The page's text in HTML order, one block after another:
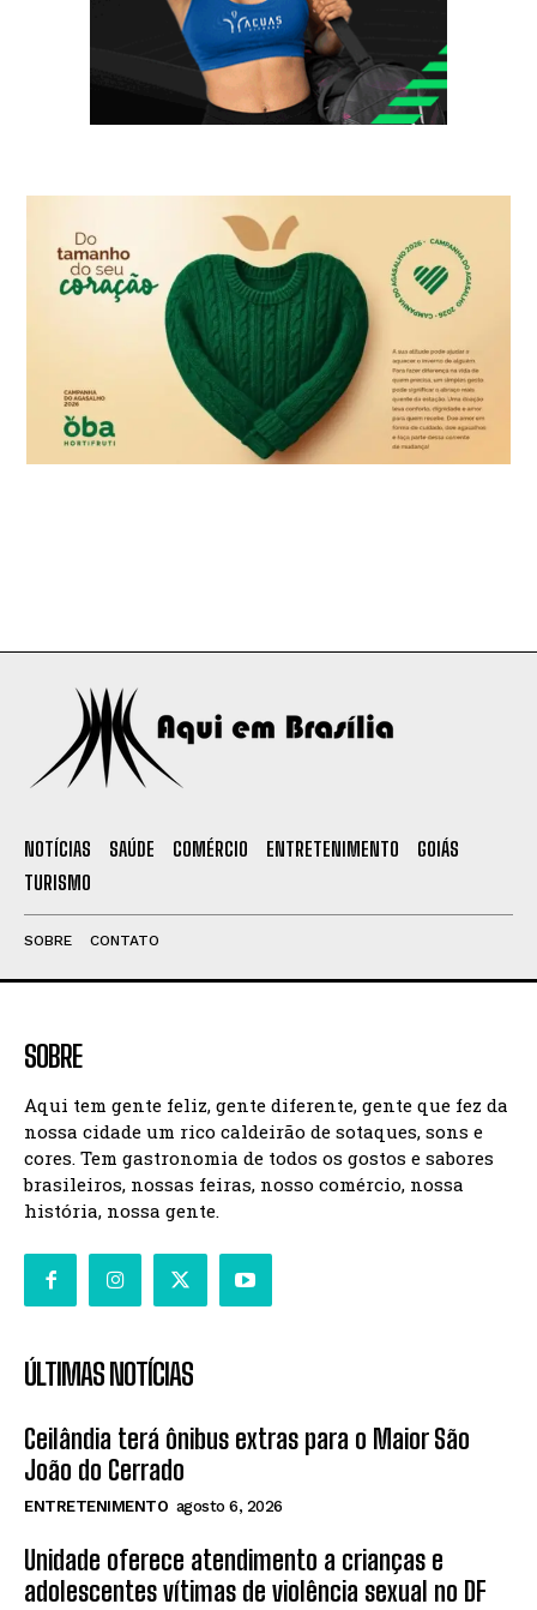
NOTÍCIAS SAÚDE COMÉRCIO ENTRETENIMENTO
GOIÁS
TURISMO
SOBRE CONTATO
SOBRE
Aqui tem gente feliz, gente diferente, gente que fez da
nossa cidade um rico caldeirão de sotaques, sons e
cores. Tem gastronomia de todos os gostos e sabores
brasileiros, nossas feiras, nosso comércio, nossa
história, nossa gente.
ÚLTIMAS NOTÍCIAS
Ceilândia terá ônibus extras para o Maior São
João do Cerrado
ENTRETENIMENTO agosto 6, 2026
Unidade oferece atendimento a crianças e
adolescentes vítimas de violência sexual no DF